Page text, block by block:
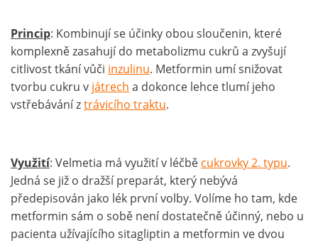
Princip: Kombinují se účinky obou sloučenin, které
komplexně zasahují do metabolizmu cukrů a zvyšují
citlivost tkání vůči inzulinu. Metformin umí snižovat
tvorbu cukru v játrech a dokonce lehce tlumí jeho
vstřebávání ztrávicího traktu.
Využití: Velmetia má využití v léčbě cukrovky 2. typu.
Jedná se již o dražší preparát, který nebývá
předepisován jako lék první volby. Volíme ho tam, kde
metformin sám o sobě není dostatečně účinný, nebo u
pacienta užívajícího sitagliptin a metformin ve dvou